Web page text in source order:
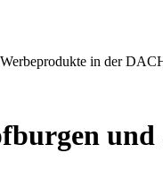
in der